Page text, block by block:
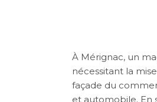
À Mérignac, un
nécessitant la
façade du
et automobile. En